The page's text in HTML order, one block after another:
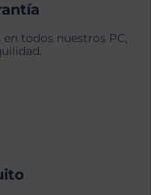
todos nuestros PC,